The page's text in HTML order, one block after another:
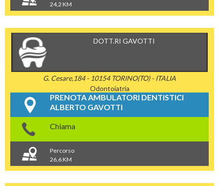
24,2 KM
DOTT.RI GAVOTTI
G. Cesare,184 - 10154 TORINO(TO) - ITALIA
Odontoiatria
PRENOTA AMBULATORI DENTISTICI
ALBERTO GAVOTTI
Chiama
Percorso
26,6 KM